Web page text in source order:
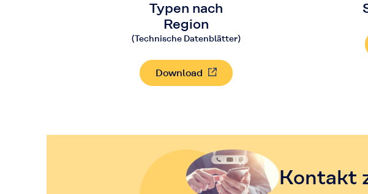
Typen nach
Region
(Technische Datenblätter)
Download
Kontakt